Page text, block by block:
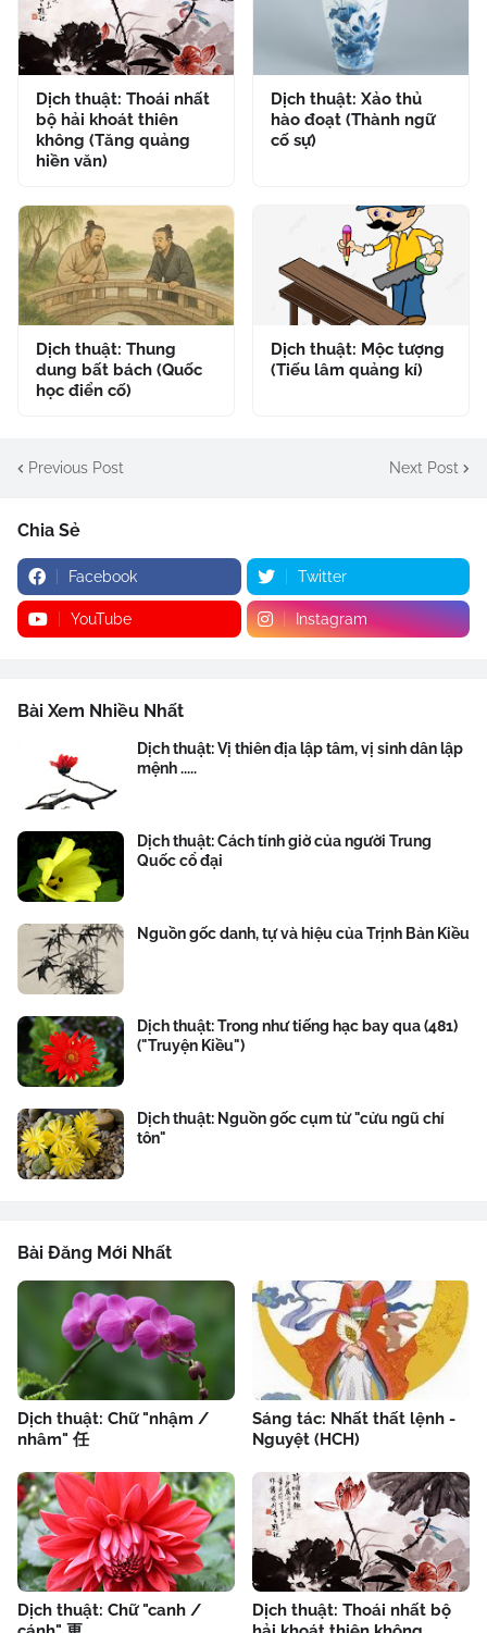
Dịch thuật: Thoái nhất
bộ hải khoát thiên
không (Tăng quảng
hiền văn)
Dịch thuật: Xảo thủ
hào đoạt (Thành ngữ
cố sự)
Dịch thuật: Thung
dung bất bách (Quốc
học điển cố)
Dịch thuật: Mộc tượng
(Tiếu lâm quảng kí)
Previous Post Next Post
Chia Sẻ
Facebook Twitter
YouTube Instagram
Bài Xem Nhiều Nhất
Dịch thuật: Vị thiên địa lập tâm, vị sinh dân lập
mệnh .....
Dịch thuật: Cách tính giờ của người Trung
Quốc cổ đại
Nguồn gốc danh, tự và hiệu của Trịnh Bản Kiều
Dịch thuật: Trong như tiếng hạc bay qua (481)
("Truyện Kiều")
Dịch thuật: Nguồn gốc cụm từ "cửu ngũ chí
tôn"
Bài Đăng Mới Nhất
Dịch thuật: Chữ "nhậm /
nhâm" 任
Sáng tác: Nhất thất lệnh -
Nguyệt (HCH)
Dịch thuật: Chữ "canh /
Dịch thuật: Thoái nhất bộ